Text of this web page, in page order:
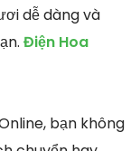
dễ dàng và
Điện Hoa
bạn không